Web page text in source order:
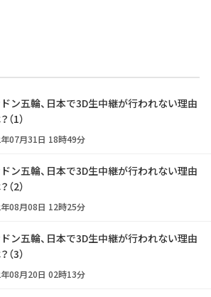
ン五輪、日本で3D生中継が行われない理由
（1）
07月31日 18時49分
ン五輪、日本で3D生中継が行われない理由
（2）
08月08日 12時25分
ン五輪、日本で3D生中継が行われない理由
（3）
08月20日 02時13分